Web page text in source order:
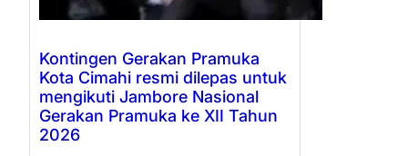
Kontingen Gerakan Pramuka
Kota Cimahi resmi dilepas untuk
mengikuti Jambore Nasional
Gerakan Pramuka ke XII Tahun
2026